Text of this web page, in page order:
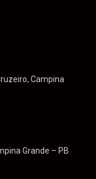
Campina
Grande – PB